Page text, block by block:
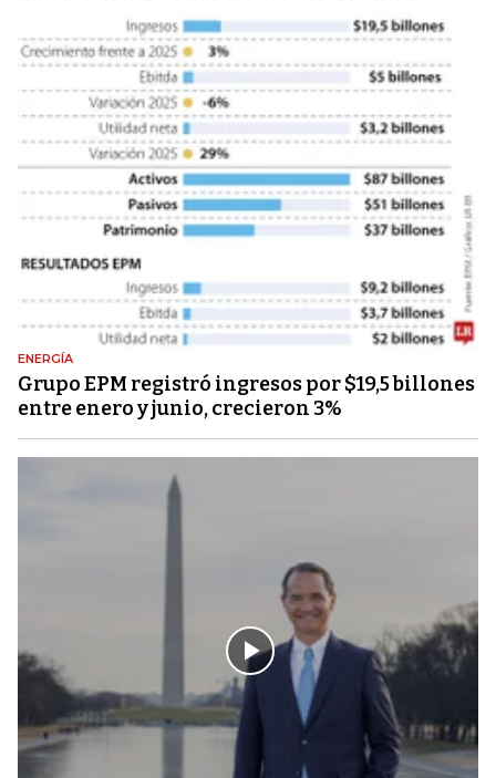
ENERGÍA
Grupo EPM registró ingresos por $19,5 billones
entre enero y junio, crecieron 3%